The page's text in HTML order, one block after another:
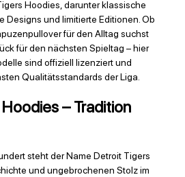
Hoodies, darunter klassische
Designs und limitierte Editionen. Ob
für den Alltag suchst
für den nächsten Spieltag – hier
sind offiziell lizenziert und
Qualitätsstandards der Liga.
– Tradition
steht der Name Detroit Tigers
und ungebrochenen Stolz im